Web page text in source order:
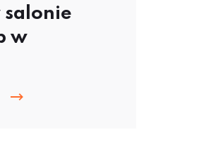
salonie
w